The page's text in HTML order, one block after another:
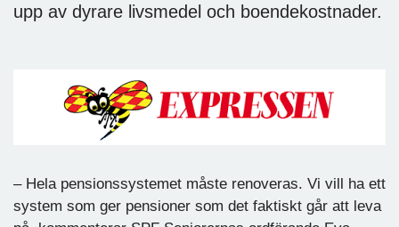
upp av dyrare livsmedel och boendekostnader.
– Hela pensionssystemet måste renoveras. Vi vill ha ett
system som ger pensioner som det faktiskt går att leva